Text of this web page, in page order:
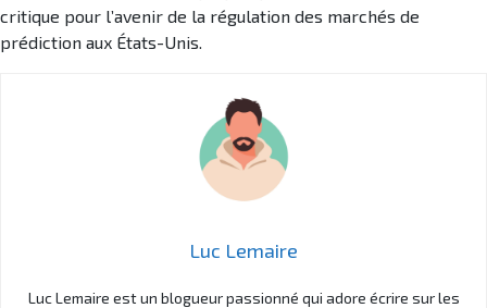
critique pour l’avenir de la régulation des marchés de
prédiction aux États-Unis.
Luc Lemaire
Luc Lemaire est un blogueur passionné qui adore écrire sur les